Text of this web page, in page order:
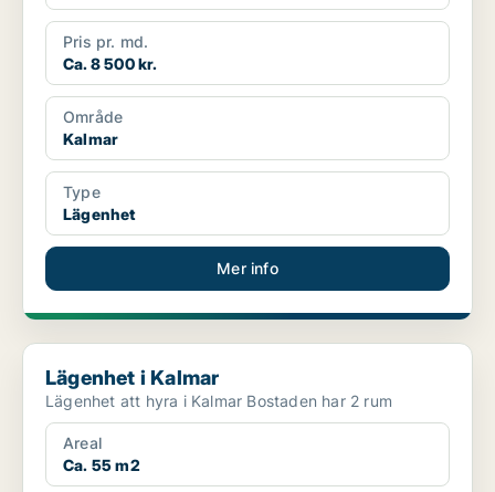
Pris pr. md.
Ca. 8 500 kr.
Område
Kalmar
Type
Lägenhet
Mer info
Lägenhet i Kalmar
Lägenhet i Kalmar
Lägenhet att hyra i Kalmar Bostaden har 2 rum
Areal
Ca. 55 m2